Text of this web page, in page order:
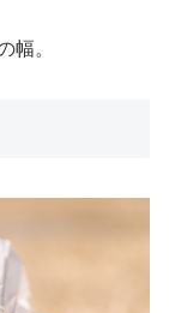
幅。